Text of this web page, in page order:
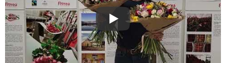
Proč jsou květiny z Florea